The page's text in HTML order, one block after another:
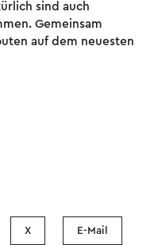
sind auch
Gemeinsam
auf dem neuesten
X E-Mail